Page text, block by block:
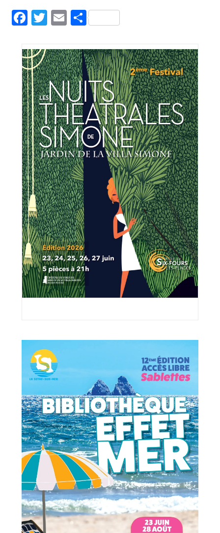
Facebook
Twitter
EmailPartager